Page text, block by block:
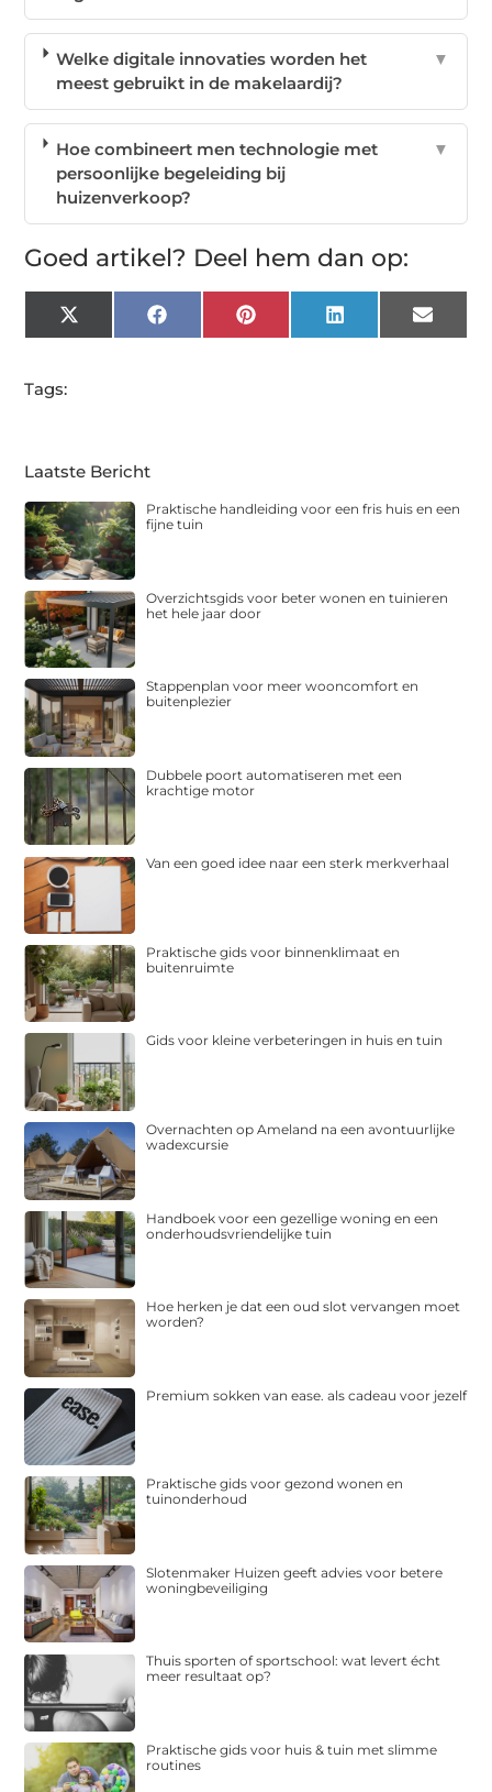
Welke digitale innovaties worden het
meest gebruikt in de makelaardij?
▼
Hoe combineert men technologie met
persoonlijke begeleiding bij
huizenverkoop?
▼
Goed artikel? Deel hem dan op:
X
(Twitter)
FacebookPinterest LinkedIn Email
Tags:
Laatste Bericht
Praktische handleiding voor een fris huis en een
fijne tuin
Overzichtsgids voor beter wonen en tuinieren
het hele jaar door
Stappenplan voor meer wooncomfort en
buitenplezier
Dubbele poort automatiseren met een
krachtige motor
Van een goed idee naar een sterk merkverhaal
Praktische gids voor binnenklimaat en
buitenruimte
Gids voor kleine verbeteringen in huis en tuin
Overnachten op Ameland na een avontuurlijke
wadexcursie
Handboek voor een gezellige woning en een
onderhoudsvriendelijke tuin
Hoe herken je dat een oud slot vervangen moet
worden?
Premium sokken van ease. als cadeau voor jezelf
Praktische gids voor gezond wonen en
tuinonderhoud
Slotenmaker Huizen geeft advies voor betere
woningbeveiliging
Thuis sporten of sportschool: wat levert écht
meer resultaat op?
Praktische gids voor huis & tuin met slimme
routines